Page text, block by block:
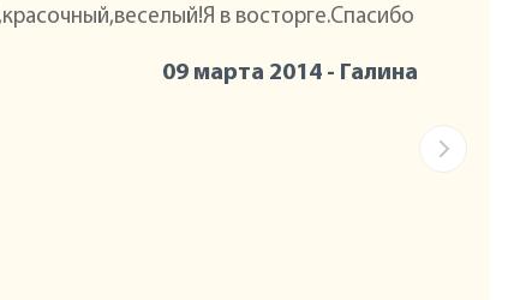
в восторге.Спасибо
09 марта 2014 - Галина